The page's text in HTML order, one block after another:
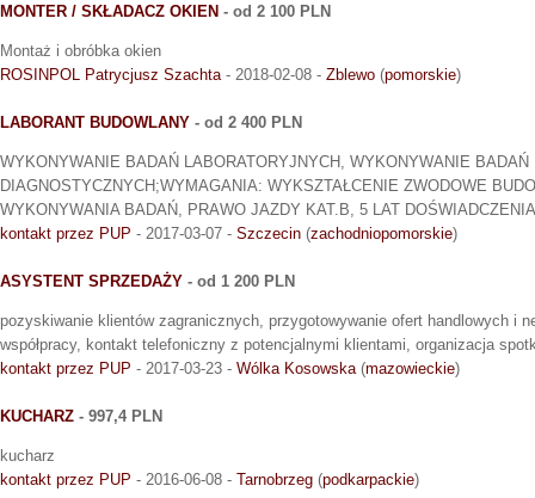
MONTER / SKŁADACZ OKIEN - od 2 100 PLN
Montaż i obróbka okien
ROSINPOL Patrycjusz Szachta - 2018-02-08 - Zblewo (pomorskie)
LABORANT BUDOWLANY - od 2 400 PLN
WYKONYWANIE BADAŃ LABORATORYJNYCH, WYKONYWANIE BADAŃ
DIAGNOSTYCZNYCH;WYMAGANIA: WYKSZTAŁCENIE ZWODOWE
WYKONYWANIA BADAŃ, PRAWO JAZDY KAT.B, 5 LAT DOŚWIADCZENIA
kontakt przez PUP - 2017-03-07 - Szczecin (zachodniopomorskie)
ASYSTENT SPRZEDAŻY - od 1 200 PLN
pozyskiwanie klientów zagranicznych, przygotowywanie ofert handlowych i
współpracy, kontakt telefoniczny z potencjalnymi klientami, organizacja
kontakt przez PUP - 2017-03-23 - Wólka Kosowska (mazowieckie)
KUCHARZ - 997,4 PLN
kucharz
kontakt przez PUP - 2016-06-08 - Tarnobrzeg (podkarpackie)